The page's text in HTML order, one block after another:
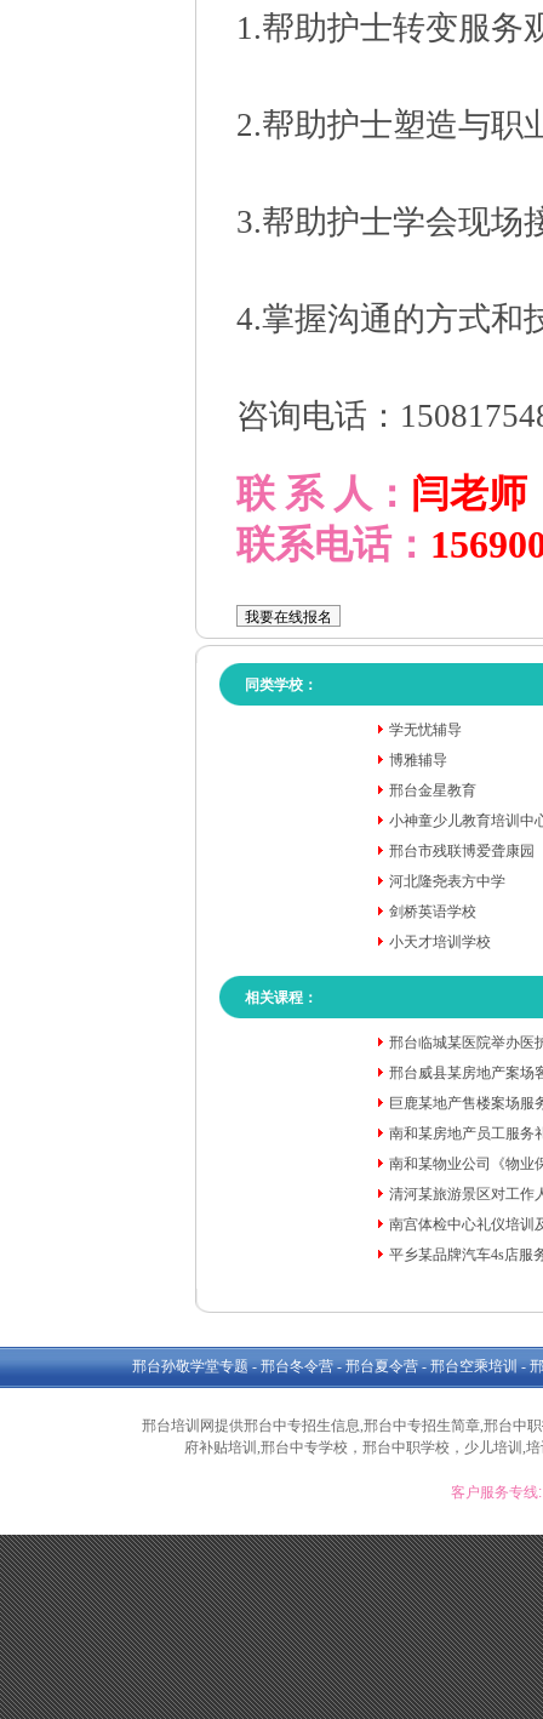
1.帮助护士转变服务
2.帮助护士塑造与职
3.帮助护士学会现场
4.掌握沟通的方式和
咨询电话：
联 系 人： 闫老师
联系电话：
同类学校：
学无忧辅导
博雅辅导
邢台金星教育
小神童少儿教育培训中
邢台市残联博爱聋康园
河北隆尧表方中学
剑桥英语学校
小天才培训学校
相关课程：
邢台临城某医院举办医
邢台威县某房地产案场
巨鹿某地产售楼案场服
南和某房地产员工服务
南和某物业公司《物业
清河某旅游景区对工作
南宫体检中心礼仪培训
平乡某品牌汽车4s店服
邢台孙敬学堂专题 - 邢台冬令营 - 邢台夏令营 - 邢台空乘培训 -
邢台培训网提供邢台中专招生信息,邢台中专招生简章,邢台中
府补贴培训,邢台中专学校，邢台中职学校，少儿培训,
客户服务专